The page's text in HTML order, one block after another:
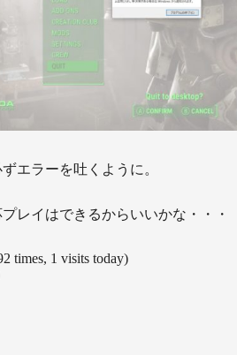
エラーを吐くように。
レイはできるからいいかな・・・
times, 1 visits today)